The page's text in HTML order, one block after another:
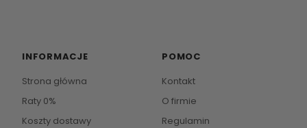
INFORMACJE
Strona główna
Raty 0%
Koszty dostawy
POMOC
Kontakt
O firmie
Regulamin